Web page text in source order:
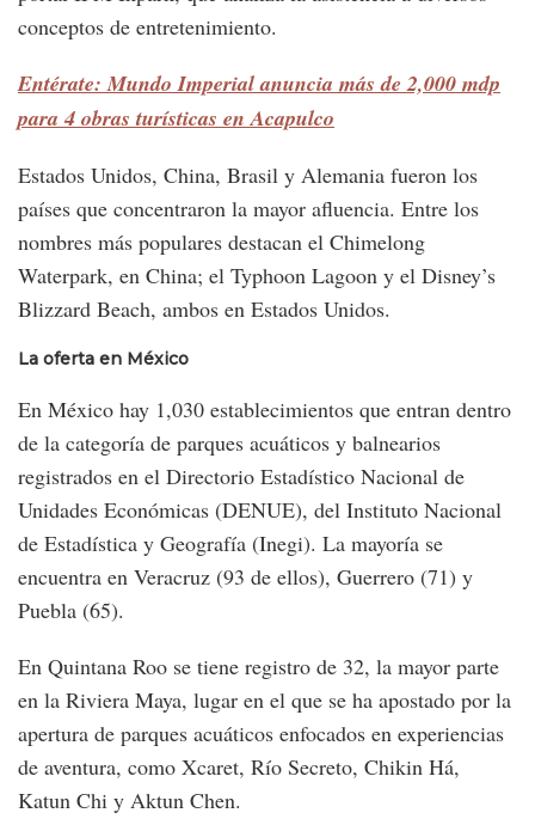
conceptos de entretenimiento.
Entérate: Mundo Imperial anuncia más de 2,000 mdp
para 4 obras turísticas en Acapulco
Estados Unidos, China, Brasil y Alemania fueron los
países que concentraron la mayor afluencia. Entre los
nombres más populares destacan el Chimelong
Waterpark, en China; el Typhoon Lagoon y el Disney’s
Blizzard Beach, ambos en Estados Unidos.
La oferta en México
En México hay 1,030 establecimientos que entran dentro
de la categoría de parques acuáticos y balnearios
registrados en el Directorio Estadístico Nacional de
Unidades Económicas (DENUE), del Instituto Nacional
de Estadística y Geografía (Inegi). La mayoría se
encuentra en Veracruz (93 de ellos), Guerrero (71) y
Puebla (65).
En Quintana Roo se tiene registro de 32, la mayor parte
en la Riviera Maya, lugar en el que se ha apostado por la
apertura de parques acuáticos enfocados en experiencias
de aventura, como Xcaret, Río Secreto, Chikin Há,
Katun Chi y Aktun Chen.